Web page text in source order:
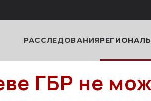
РАССЛЕДОВАНИЯ
ГБР не